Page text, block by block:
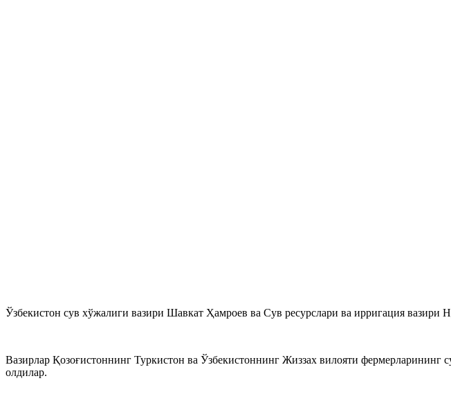
Ўзбекистон сув хўжалиги вазири Шавкат Ҳамроев ва Сув ресурслари ва ирригация
Вазирлар Қозоғистоннинг Туркистон ва Ўзбекистоннинг Жиззах вилояти
олдилар.